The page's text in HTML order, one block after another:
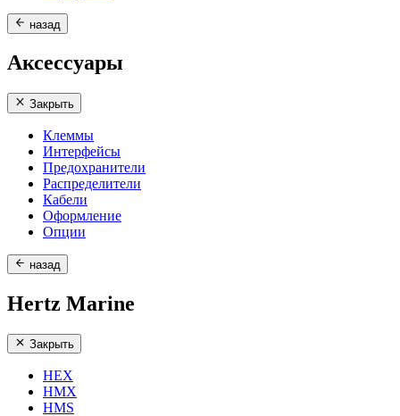
назад
Аксессуары
Закрыть
Клеммы
Интерфейсы
Предохранители
Распределители
Кабели
Оформление
Опции
назад
Hertz Marine
Закрыть
HEX
HMX
HMS